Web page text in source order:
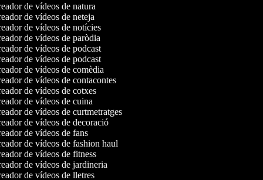
de vídeos de natura
de vídeos de neteja
de vídeos de notícies
de vídeos de paròdia
de vídeos de podcast
de vídeos de podcast
de vídeos de comèdia
de vídeos de contacontes
de vídeos de cotxes
de vídeos de cuina
de vídeos de curtmetratges
de vídeos de decoració
de vídeos de fans
de vídeos de fashion haul
de vídeos de fitness
de vídeos de jardineria
de vídeos de lletres